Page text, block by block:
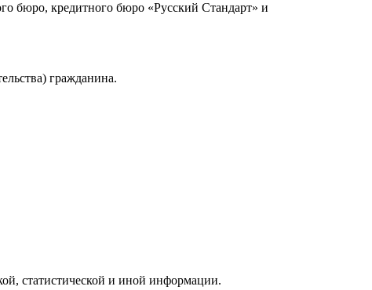
бюро, кредитного бюро «Русский Стандарт» и
гражданина.
статистической и иной информации.